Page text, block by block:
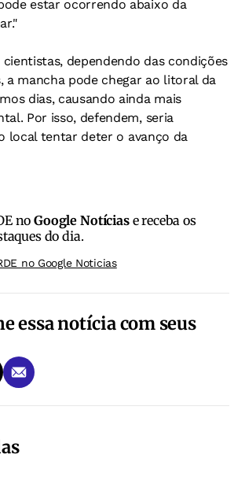
estar ocorrendo abaixo da
dependendo das condições
a mancha pode chegar ao litoral da
dias, causando ainda mais
Por isso, defendem, seria
local tentar deter o avanço da
noGoogle Notíciase receba os
do dia.
no Google Noticias
essa notícia com seus